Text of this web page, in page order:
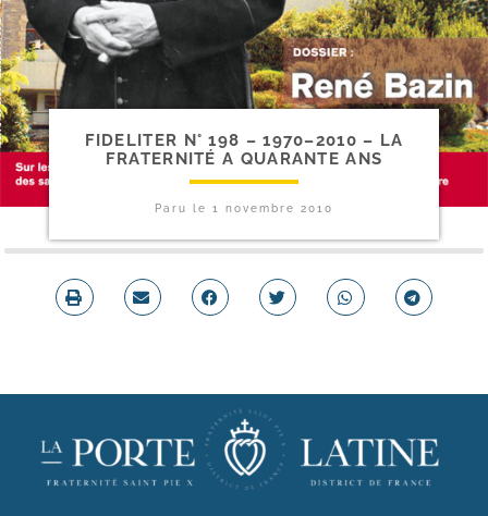
FIDELITER N° 198 – 1970–2010 – LA
FRATERNITÉ A QUARANTE ANS
Paru le 1 novembre 2010